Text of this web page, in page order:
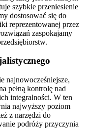
szybkie przeniesienie
dostosować się do
reprezentowanej przez
zaspokajamy
najnowocześniejsze,
pełną kontrolę nad
integralności. W ten
najwyższy poziom
z narzędzi do
podróży przyczynia